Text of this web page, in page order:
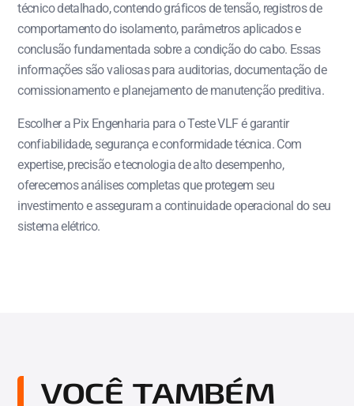
técnico detalhado, contendo gráficos de tensão, registros de
comportamento do isolamento, parâmetros aplicados e
conclusão fundamentada sobre a condição do cabo. Essas
informações são valiosas para auditorias, documentação de
comissionamento e planejamento de manutenção preditiva.
Escolher a Pix Engenharia para o Teste VLF é garantir
confiabilidade, segurança e conformidade técnica. Com
expertise, precisão e tecnologia de alto desempenho,
oferecemos análises completas que protegem seu
investimento e asseguram a continuidade operacional do seu
sistema elétrico.
VOCÊ TAMBÉM